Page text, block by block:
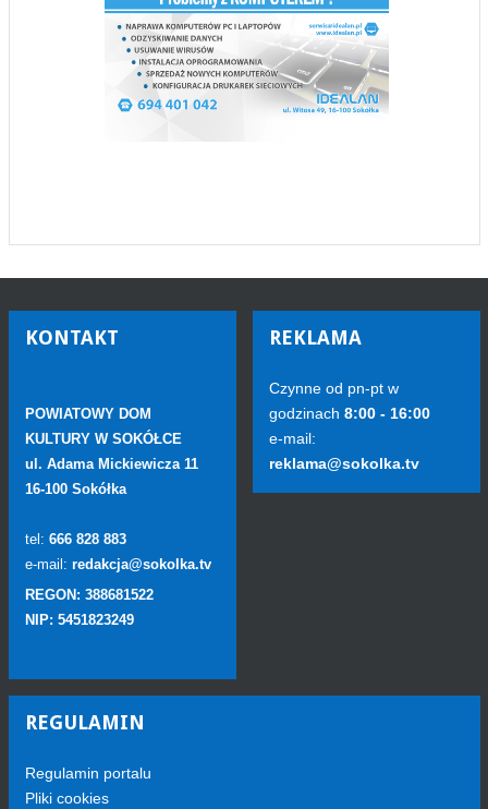
KONTAKT
POWIATOWY DOM
KULTURY W SOKÓŁCE
ul. Adama Mickiewicza 11
16-100 Sokółka
tel: 666 828 883
e-mail: redakcja@sokolka.tv
REGON: 388681522
NIP: 5451823249
REKLAMA
Czynne od pn-pt w
godzinach 8:00 - 16:00
e-mail:
reklama@sokolka.tv
REGULAMIN
Regulamin portalu
Pliki cookies